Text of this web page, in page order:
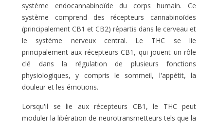
système endocannabinoïde du corps humain. Ce
système comprend des récepteurs cannabinoïdes
(principalement CB1 et CB2) répartis dans le cerveau et
le système nerveux central. Le THC se lie
principalement aux récepteurs CB1, qui jouent un rôle
clé dans la régulation de plusieurs fonctions
physiologiques, y compris le sommeil, l'appétit, la
douleur et les émotions.
Lorsqu'il se lie aux récepteurs CB1, le THC peut
moduler la libération de neurotransmetteurs tels que la